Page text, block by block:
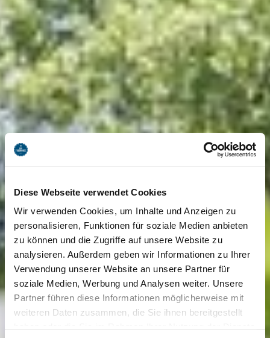
Diese Webseite verwendet Cookies
Wir verwenden Cookies, um Inhalte und Anzeigen zu
personalisieren, Funktionen für soziale Medien anbieten
zu können und die Zugriffe auf unsere Website zu
analysieren. Außerdem geben wir Informationen zu Ihrer
Verwendung unserer Website an unsere Partner für
soziale Medien, Werbung und Analysen weiter. Unsere
Partner führen diese Informationen möglicherweise mit
weiteren Daten zusammen, die Sie ihnen bereitgestellt